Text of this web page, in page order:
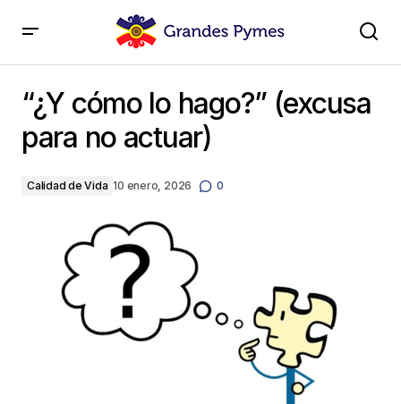
“¿Y cómo lo hago?” (excusa
para no actuar)
Calidad de Vida 10 enero, 2026 0